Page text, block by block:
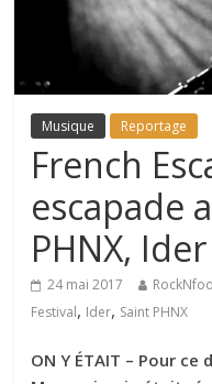
Musique Reportage
French
escapade
PHNX,
24 mai 2017
Festival, Ider, Saint PHNX
ON Y ÉTAIT – Pour